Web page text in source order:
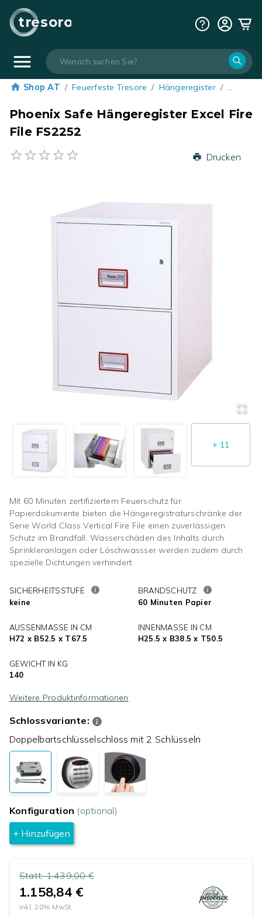
tresoro
Shop AT / Feuerfeste Tresore / Hängeregister / …
Phoenix Safe Hängeregister Excel Fire
File FS2252
Drucken
+ 11
Mit 60 Minuten zertifiziertem Feuerschutz für
Papierdokumente bieten die Hängeregistraturschränke der
Serie World Class Vertical Fire File einen zuverlässigen
Schutz im Brandfall. Wasserschäden des Inhalts durch
Sprinkleranlagen oder Löschwassser werden zudem durch
spezielle Dichtungen verhindert.
SICHERHEITSSTUFE
keine
BRANDSCHUTZ
60 Minuten Papier
AUSSENMASSE IN CM
H72 x B52.5 x T67.5
INNENMASSE IN CM
H25.5 x B38.5 x T50.5
GEWICHT IN KG
140
Weitere Produktinformationen
Schlossvariante:
Doppelbartschlüsselschloss mit 2 Schlüsseln
Konfiguration (optional)
+ Hinzufügen
Statt:1.439,00 €
1.158,84 €
inkl.20% MwSt.